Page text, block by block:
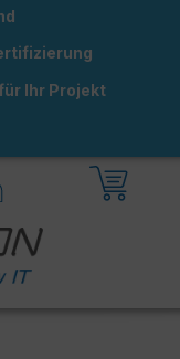
Ihr Projekt